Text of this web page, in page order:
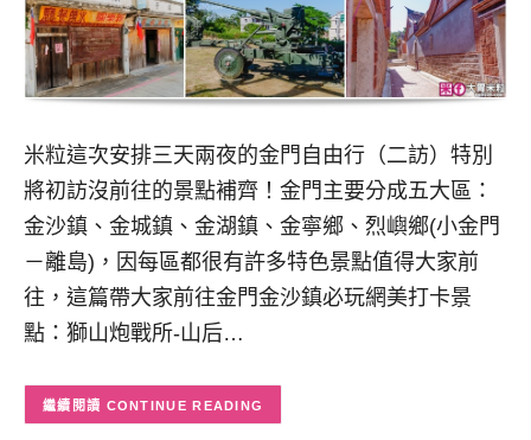
米粒這次安排三天兩夜的金門自由行（二訪）特別
將初訪沒前往的景點補齊！金門主要分成五大區：
金沙鎮、金城鎮、金湖鎮、金寧鄉、烈嶼鄉(小金門
－離島)，因每區都很有許多特色景點值得大家前
往，這篇帶大家前往金門金沙鎮必玩網美打卡景
點：獅山炮戰所-山后…
CONTINUE READING